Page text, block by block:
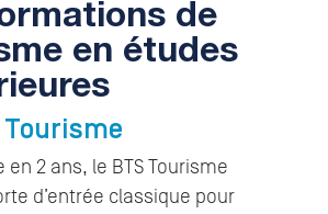
de
en études
Tourisme
en 2 ans, le BTS Tourisme
d’entrée classique pour